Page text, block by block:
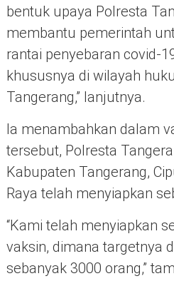
bentuk upaya Polresta
membantu pemerintah
rantai penyebaran covid-
khususnya di wilayah
Tangerang,” lanjutnya.
Ia menambahkan dalam
tersebut, Polresta
Kabupaten Tangerang,
Raya telah menyiapkan
“Kami telah menyiapkan
vaksin, dimana targetnya
sebanyak 3000 orang,”